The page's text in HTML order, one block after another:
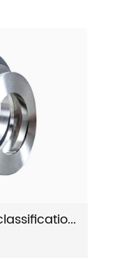
Do you know the classification of stainless steel belts ?